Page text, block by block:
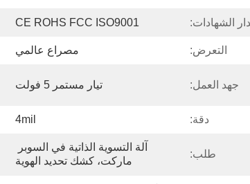
الشهادات: CE ROHS FCC ISO9001
التعرض: مصراع عالمي
جهد العمل: تيار مستمر 5 فولت
دقة: 4mil
طلب:
ماركت، كشك تحديد الهوية